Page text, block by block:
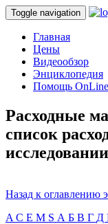
Toggle navigation
Главная
Цены
Видеообзор
Энциклопедия
Помощь OnLine
Расходные
список
исследовании
Назад к оглавлению
A C E M S А Б В Г Д